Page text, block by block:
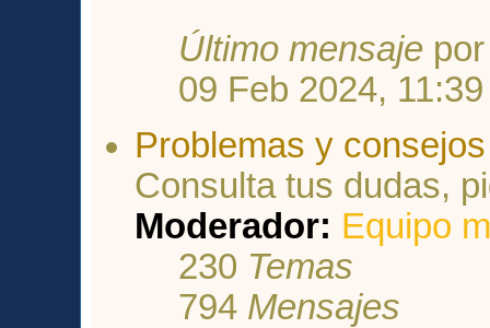
Último mensaje
09 Feb 2024, 11:39
Problemas y
Consulta tus dudas,
Moderador: Equipo
230 Temas
794 Mensajes